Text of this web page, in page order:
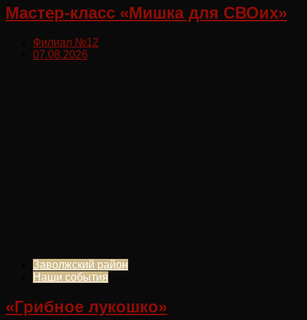
Мастер-класс «Мишка для СВОих»
Филиал №12
07.08.2026
Заволжский район
Наши события
«Грибное лукошко»